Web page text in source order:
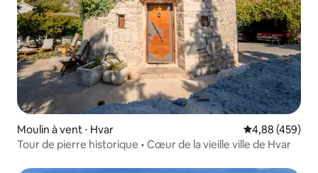
Moulin à vent ⋅ Hvar Évaluation
4,88 (459)
Tour de pierre historique • Cœur de la vieille ville de Hvar